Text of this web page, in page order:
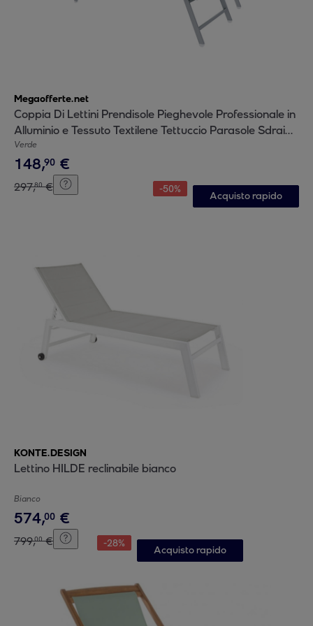
Megaofferte.net
Coppia Di Lettini Prendisole Pieghevole Professionale in
Alluminio e Tessuto Textilene Tettuccio Parasole Sdraio
Mare Spiaggia 182x60x38 cm Verde
Verde
148,90 €
297,80 € -50%
Acquisto rapido
KONTE.DESIGN
Lettino HILDE reclinabile bianco
Bianco
574,00 €
799,00 € -28%
Acquisto rapido